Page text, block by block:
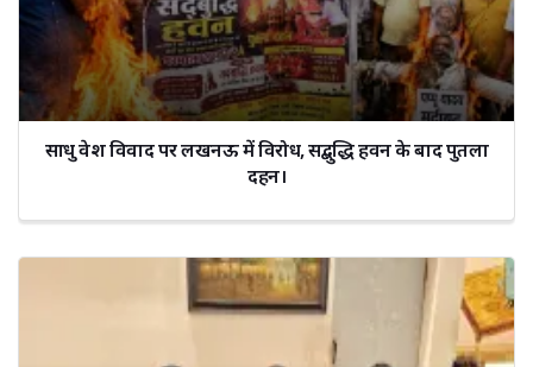
साधु वेश विवाद पर लखनऊ में विरोध, सद्बुद्धि हवन के बाद पुतला
दहन।